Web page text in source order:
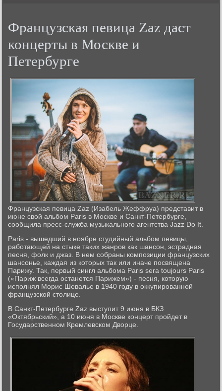
Французская певица Zaz даст
концерты в Москве и
Петербурге
Французская певица Zaz (Изабель Жеффруа) представит в
июне свой альбом Paris в Москве и Санкт-Петербурге,
сообщила пресс-служба музыкального агентства Jazz Do It.
Paris - вышедший в ноябре студийный альбом певицы,
работающей на стыке таких жанров как шансон, эстрадная
песня, фолк и джаз. В нем собраны композиции французских
шансонье, каждая из которых так или иначе посвящена
Парижу. Так, первый сингл альбома Paris sera toujours Paris
(«Париж всегда останется Парижем») - песня, которую
исполнял Морис Шевалье в 1940 году в оккупированной
французской столице.
В Санкт-Петербурге Zaz выступит 9 июня в БКЗ
«Октябрьский», а 10 июня в Москве концерт пройдет в
Государственном Кремлевском Дворце.